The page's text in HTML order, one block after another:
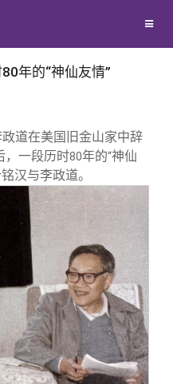
会
》
年的“神仙友情”
政道在美国旧金山家中辞
，一段历时80年的“神仙
汉与李政道。